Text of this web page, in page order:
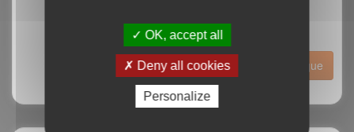
Historique
OK, accept all
Deny all cookies
Personalize